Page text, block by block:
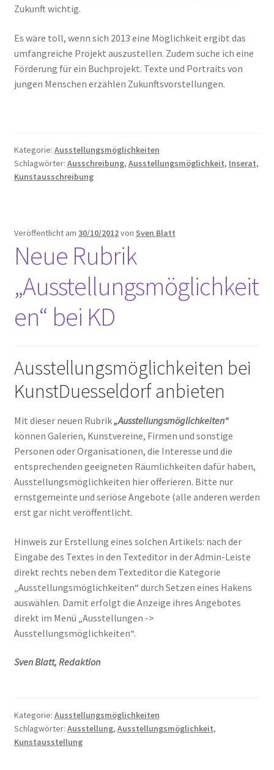
Zukunft wichtig.
Es wäre toll, wenn sich 2013 eine Möglichkeit ergibt das
umfangreiche Projekt auszustellen. Zudem suche ich eine
Förderung für ein Buchprojekt. Texte und Portraits von
jungen Menschen erzählen Zukunftsvorstellungen.
Kategorie: Ausstellungsmöglichkeiten
Schlagwörter: Ausschreibung, Ausstellungsmöglichkeit, Inserat,
Kunstausschreibung
Veröffentlicht am 30/10/2012von Sven Blatt
Neue Rubrik
„Ausstellungsmöglichkeit
en“ bei KD
Ausstellungsmöglichkeiten bei
KunstDuesseldorf anbieten
Mit dieser neuen Rubrik„Ausstellungsmöglichkeiten“
können Galerien, Kunstvereine, Firmen und sonstige
Personen oder Organisationen, die Interesse und die
entsprechenden geeigneten Räumlichkeiten dafür haben,
Ausstellungsmöglichkeiten hier offerieren. Bitte nur
ernstgemeinte und seriöse Angebote (alle anderen werden
erst gar nicht veröffentlicht.
Hinweis zur Erstellung eines solchen Artikels: nach der
Eingabe des Textes in den Texteditor in der Admin-Leiste
direkt rechts neben dem Texteditor die Kategorie
„Ausstellungsmöglichkeiten“ durch Setzen eines Hakens
auswählen. Damit erfolgt die Anzeige ihres Angebotes
direkt im Menü „Ausstellungen ->
Ausstellungsmöglichkeiten“.
Sven Blatt, Redaktion
Kategorie: Ausstellungsmöglichkeiten
Schlagwörter: Ausstellung, Ausstellungsmöglichkeit,
Kunstausstellung